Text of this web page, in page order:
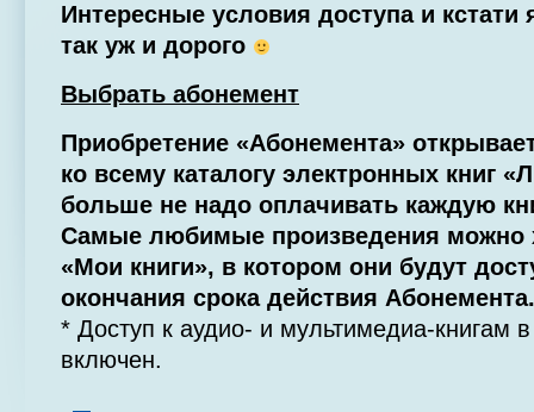
Интересные условия доступа и кстати
так уж и дорого
Выбрать абонемент
Приобретение «Абонемента»
ко всему каталогу электронных книг
больше не надо оплачивать каждую
Самые любимые произведения можно
«Мои книги», в котором они будут
окончания срока действия Абонемента.
* Доступ к аудио- и мультимедиа-книгам
включен.